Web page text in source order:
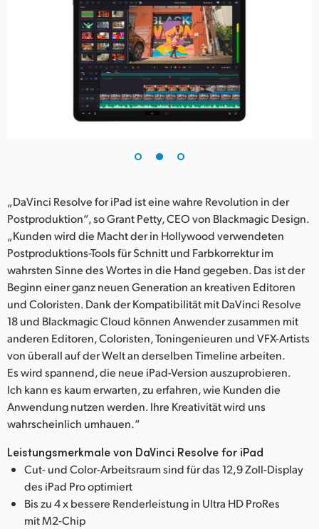
„DaVinci Resolve for iPad ist eine wahre Revolution in der
Postproduktion“, so Grant Petty, CEO von Blackmagic Design.
„Kunden wird die Macht der in Hollywood verwendeten
Postproduktions-Tools für Schnitt und Farbkorrektur im
wahrsten Sinne des Wortes in die Hand gegeben. Das ist der
Beginn einer ganz neuen Generation an kreativen Editoren
und Coloristen. Dank der Kompatibilität mit DaVinci Resolve
18 und Blackmagic Cloud können Anwender zusammen mit
anderen Editoren, Coloristen, Toningenieuren und VFX-Artists
von überall auf der Welt an derselben Timeline arbeiten.
Es wird spannend, die neue iPad-Version auszuprobieren.
Ich kann es kaum erwarten, zu erfahren, wie Kunden die
Anwendung nutzen werden. Ihre Kreativität wird uns
wahrscheinlich umhauen.“
Leistungsmerkmale von DaVinci Resolve for iPad
Cut- und Color-Arbeitsraum sind für das 12,9 Zoll-Display
des iPad Pro optimiert
Bis zu 4 x bessere Renderleistung in Ultra HD ProRes
mit M2-Chip